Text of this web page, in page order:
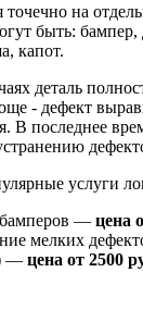
на
быть:
капот.
деталь
- дефект
В последнее
услуги
— цена
мелких
— цена от 2500